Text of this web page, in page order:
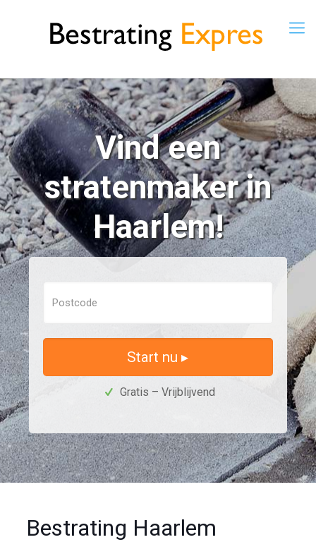
Vind een
stratenmaker in
Haarlem!
Start nu ▸
Gratis – Vrijblijvend
Bestrating Haarlem